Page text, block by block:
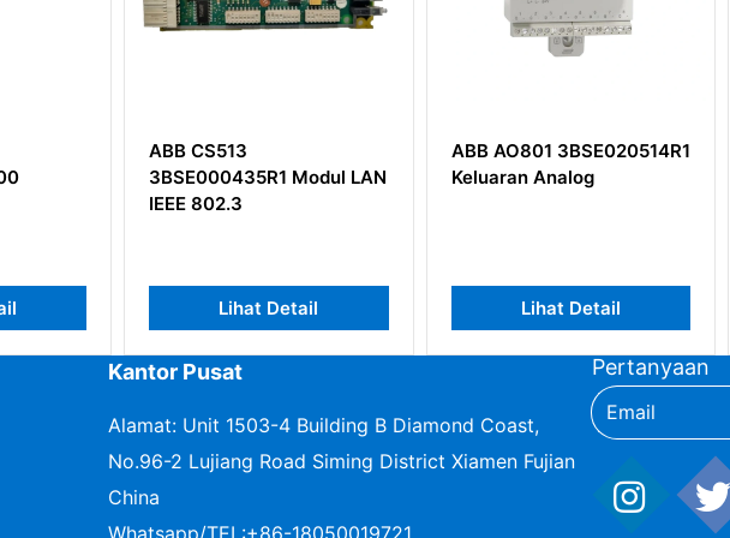
Modul LAN
ABB AO801 3BSE020514R1
Keluaran Analog
ABB DSTA002A
3BSE015196R1
Kantor Pusat
Alamat: Unit 1503-4 Building B Diamond Coast,
No.96-2 Lujiang Road Siming District Xiamen Fujian
China
Whatsapp/TEL:+86-18050019721
Pertanyaan